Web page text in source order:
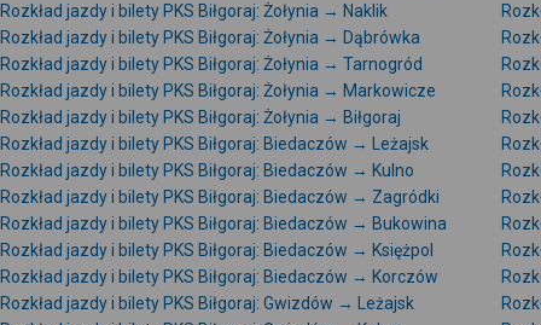
Rozkład jazdy i bilety PKS Biłgoraj: Żołynia → Naklik
Rozkład jazdy i bilety PKS Biłgoraj: Żołynia → Dąbrówka
Rozkład jazdy i bilety PKS Biłgoraj: Żołynia → Tarnogród
Rozkład jazdy i bilety PKS Biłgoraj: Żołynia → Markowicze
Rozkład jazdy i bilety PKS Biłgoraj: Żołynia → Biłgoraj
Rozkład jazdy i bilety PKS Biłgoraj: Biedaczów → Leżajsk
Rozkład jazdy i bilety PKS Biłgoraj: Biedaczów → Kulno
Rozkład jazdy i bilety PKS Biłgoraj: Biedaczów → Zagródki
Rozkład jazdy i bilety PKS Biłgoraj: Biedaczów → Bukowina
Rozkład jazdy i bilety PKS Biłgoraj: Biedaczów → Księżpol
Rozkład jazdy i bilety PKS Biłgoraj: Biedaczów → Korczów
Rozkład jazdy i bilety PKS Biłgoraj: Gwizdów → Leżajsk